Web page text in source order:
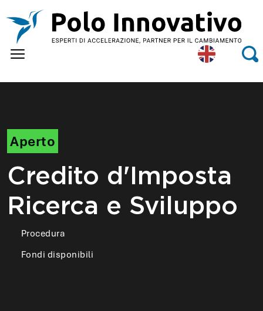
Eng
lish
Aperto
Credito d'Imposta
Ricerca e Sviluppo
Procedura
Fondi disponibili